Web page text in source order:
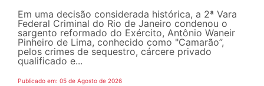
Em uma decisão considerada histórica, a 2ª Vara
Federal Criminal do Rio de Janeiro condenou o
sargento reformado do Exército, Antônio Waneir
Pinheiro de Lima, conhecido como "Camarão”,
pelos crimes de sequestro, cárcere privado
qualificado e...
Publicado em: 05 de Agosto de 2026